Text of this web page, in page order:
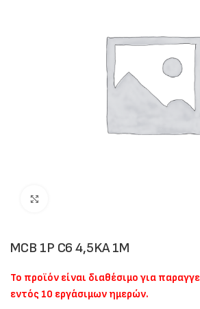
MCB 1P C6 4,5KA 1M
Το προϊόν είναι διαθέσιμο για
εντός 10 εργάσιμων ημερών.